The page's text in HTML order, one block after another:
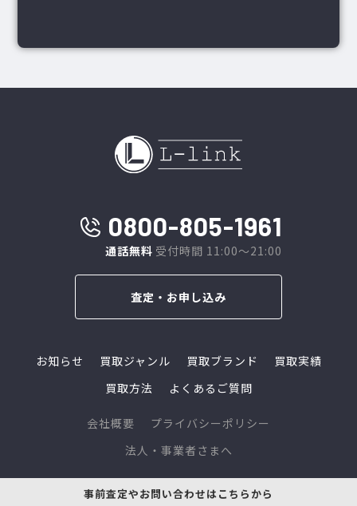
0800-805-1961
通話無料 受付時間 11:00～21:00
査定・お申し込み
お知らせ 買取ジャンル 買取ブランド
買取実績
買取方法
よくあるご質問
会社概要
プライバシーポリシー
法人・事業者さまへ